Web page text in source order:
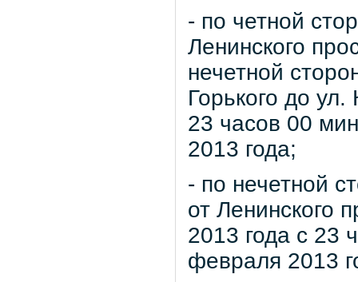
- по четной
Ленинского
нечетной
Горького до
23 часов 00
2013 года;
- по нечетной
от Ленинского
2013 года с 23
февраля 2013